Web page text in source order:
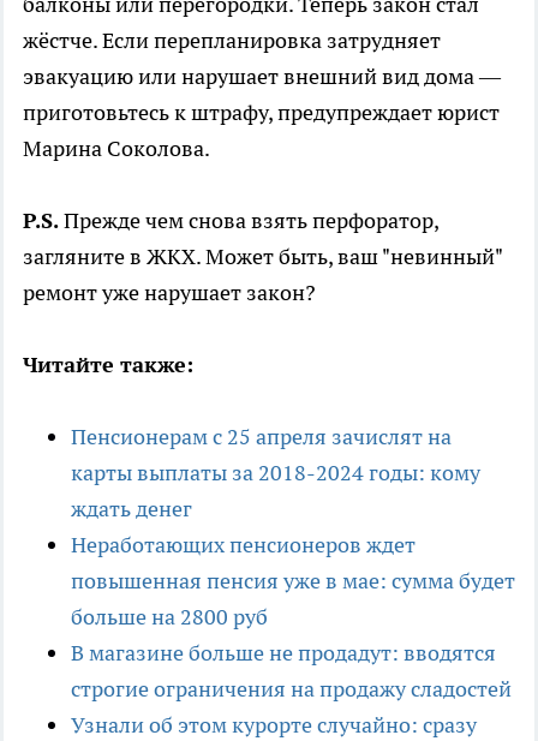
жёстче. Если перепланировка затрудняет
эвакуацию или нарушает внешний вид дома —
приготовьтесь к штрафу, предупреждает юрист
Марина Соколова.
P.S.Прежде чем снова взять перфоратор,
загляните в ЖКХ. Может быть, ваш "невинный"
ремонт уже нарушает закон?
Читайте также:
Пенсионерам с 25 апреля зачислят на
карты выплаты за 2018-2024 годы: кому
ждать денег
Неработающих пенсионеров ждет
повышенная пенсия уже в мае: сумма будет
больше на 2800 руб
В магазине больше не продадут: вводятся
строгие ограничения на продажу сладостей
Узнали об этом курорте случайно: сразу